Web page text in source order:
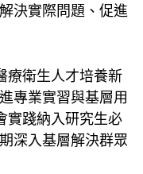
決實際問題、促進
療衛生人才培養新
專業實習與基層用
實踐納入研究生必
深入基層解決群眾